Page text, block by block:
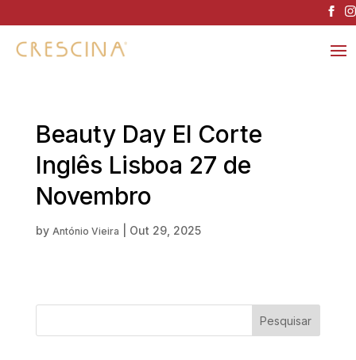
Beauty Day El Corte
Inglês Lisboa 27 de
Novembro
by António Vieira Out 29, 2025
Pesquisar